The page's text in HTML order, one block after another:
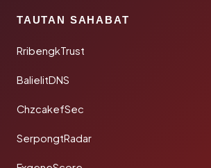
TAUTAN SAHABAT
RribengkTrust
BalielitDNS
ChzcakefSec
SerpongtRadar